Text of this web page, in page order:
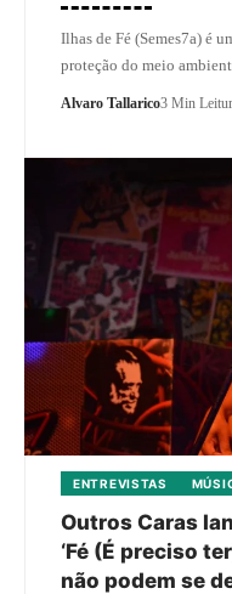
Ilhas de Fé (Semes7a) é
proteção do meio
Alvaro Tallarico3 Min
ENTREVISTAS
Outros Caras
‘Fé (É preciso
não podem se